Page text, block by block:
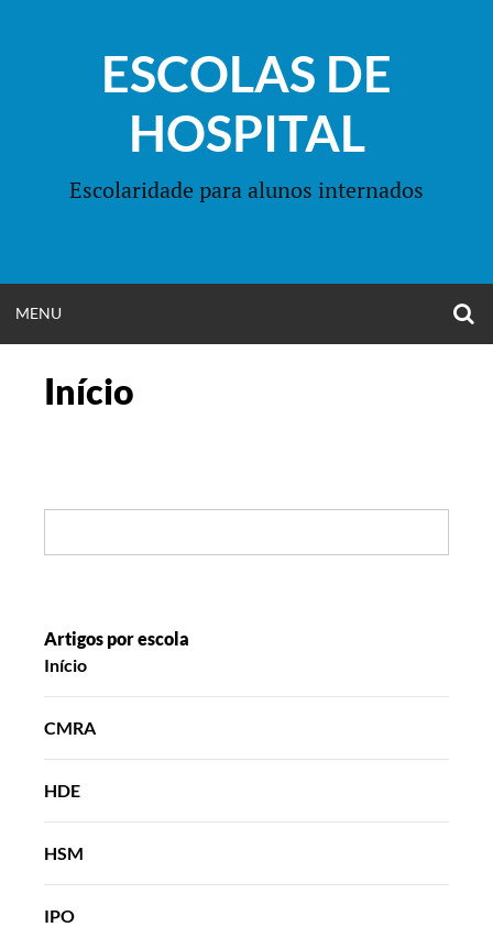
ESCOLAS DE
HOSPITAL
Escolaridade para alunos internados
MENU
Início
Artigos por escola
Início
CMRA
HDE
HSM
IPO